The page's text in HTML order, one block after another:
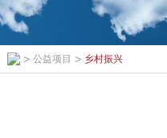
> 公益项目 > 乡村振兴